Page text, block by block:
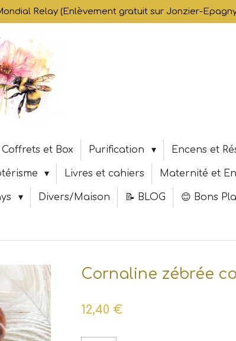
Relay (Enlèvement gratuit sur Jonzier-
Coffrets et Box Purification Encens et
Livres et cahiers Maternité et
Divers/Maison 📝 BLOG 😊 Bons
Cornaline zébrée
12,40 €